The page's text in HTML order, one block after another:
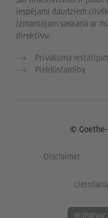
iespējami daudziem
izmantojam saskaņā ar
direktīvu.
Privātuma
Piekļūstamība
©
Disclaimer
Withdraw